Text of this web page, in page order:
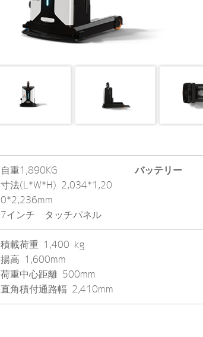
自重1,890KG
寸法(L*W*H) 2,034*1,20
0*2,236mm
7インチ タッチパネル
バッテリー
積載荷重 1,400 kg
揚高 1,600mm
荷重中心距離 500mm
直角積付通路幅 2,410mm